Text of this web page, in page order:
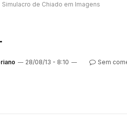
Simulacro de Chiado em Imagens
28/08/13 - 8:10 Sem